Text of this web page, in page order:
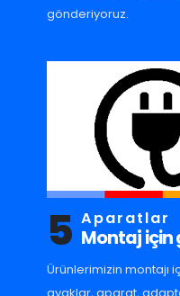
gönderiyoruz.
5 Aparatlar
Montaj için
Ürünlerimizin montajı